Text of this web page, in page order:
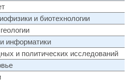
и биотехнологии
информатики
и политических исследований